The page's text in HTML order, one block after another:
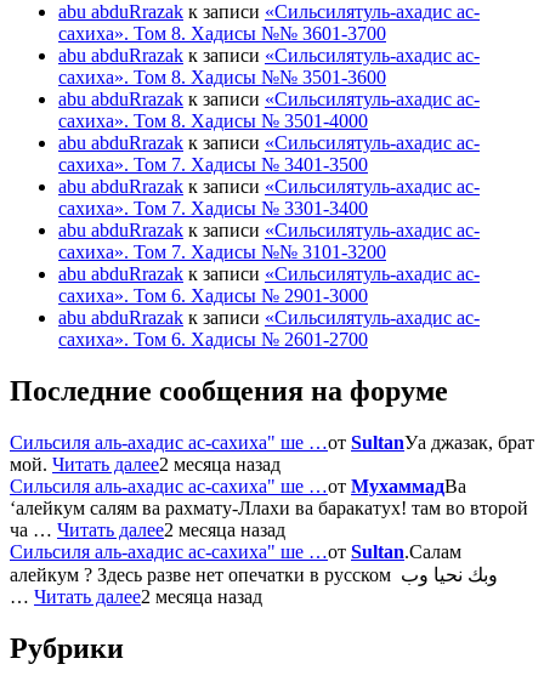
abu abduRrazak к записи «Сильсилятуль-ахадис ас-
сахиха». Том 8. Хадисы №№ 3601-3700
abu abduRrazak к записи «Сильсилятуль-ахадис ас-
сахиха». Том 8. Хадисы №№ 3501-3600
abu abduRrazak к записи «Сильсилятуль-ахадис ас-
сахиха». Том 8. Хадисы № 3501-4000
abu abduRrazak к записи «Сильсилятуль-ахадис ас-
сахиха». Том 7. Хадисы № 3401-3500
abu abduRrazak к записи «Сильсилятуль-ахадис ас-
сахиха». Том 7. Хадисы № 3301-3400
abu abduRrazak к записи «Сильсилятуль-ахадис ас-
сахиха». Том 7. Хадисы №№ 3101-3200
abu abduRrazak к записи «Сильсилятуль-ахадис ас-
сахиха». Том 6. Хадисы № 2901-3000
abu abduRrazak к записи «Сильсилятуль-ахадис ас-
сахиха». Том 6. Хадисы № 2601-2700
Последние сообщения на форуме
Сильсиля аль-ахадис ас-сахиха" ше …от SultanУа джазак, брат
мой. Читать далее2 месяца назад
Сильсиля аль-ахадис ас-сахиха" ше …от МухаммадВа
‘алейкум салям ва рахмату-Ллахи ва баракатух! там во второй
ча … Читать далее2 месяца назад
Сильсиля аль-ахадис ас-сахиха" ше …от Sultan.Салам
алейкум ? Здесь разве нет опечатки в русском وبك نحيا وب
… Читать далее2 месяца назад
Рубрики